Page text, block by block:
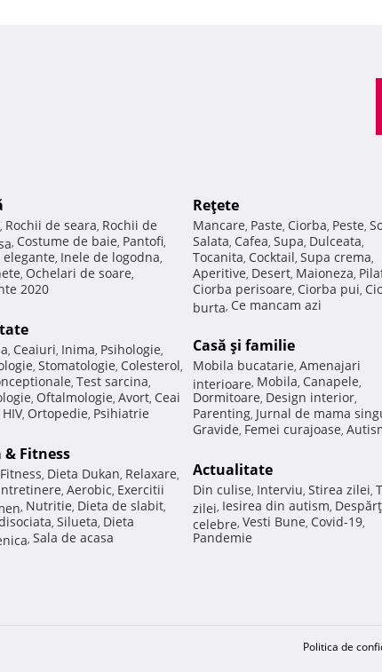
, Rochii de seara, Rochii de
, Costume de baie, Pantofi,
elegante, Inele de logodna,
, Ochelari de soare,
2020
, Ceaiuri, Inima, Psihologie,
, Stomatologie, Colesterol,
, Test sarcina,
, Oftalmologie, Avort, Ceai
HIV, Ortopedie, Psihiatrie
& Fitness
Fitness, Dieta Dukan, Relaxare,
, Aerobic, Exercitii
, Nutritie, Dieta de slabit,
, Silueta, Dieta
, Sala de acasa
Reţete
Mancare, Paste, Ciorba, Peste,
Salata, Cafea, Supa, Dulceata,
Tocanita, Cocktail, Supa crema,
Aperitive, Desert, Maioneza,
Ciorba perisoare, Ciorba pui,
burta, Ce mancam azi
Casă şi familie
Mobila bucatarie, Amenajari
interioare, Mobila, Canapele,
Dormitoare, Design interior,
Parenting, Jurnal de mama
Gravide, Femei curajoase,
Actualitate
Din culise, Interviu, Stirea zilei,
zilei, Iesirea din autism,
celebre, Vesti Bune, Covid-19,
Pandemie
Politica de